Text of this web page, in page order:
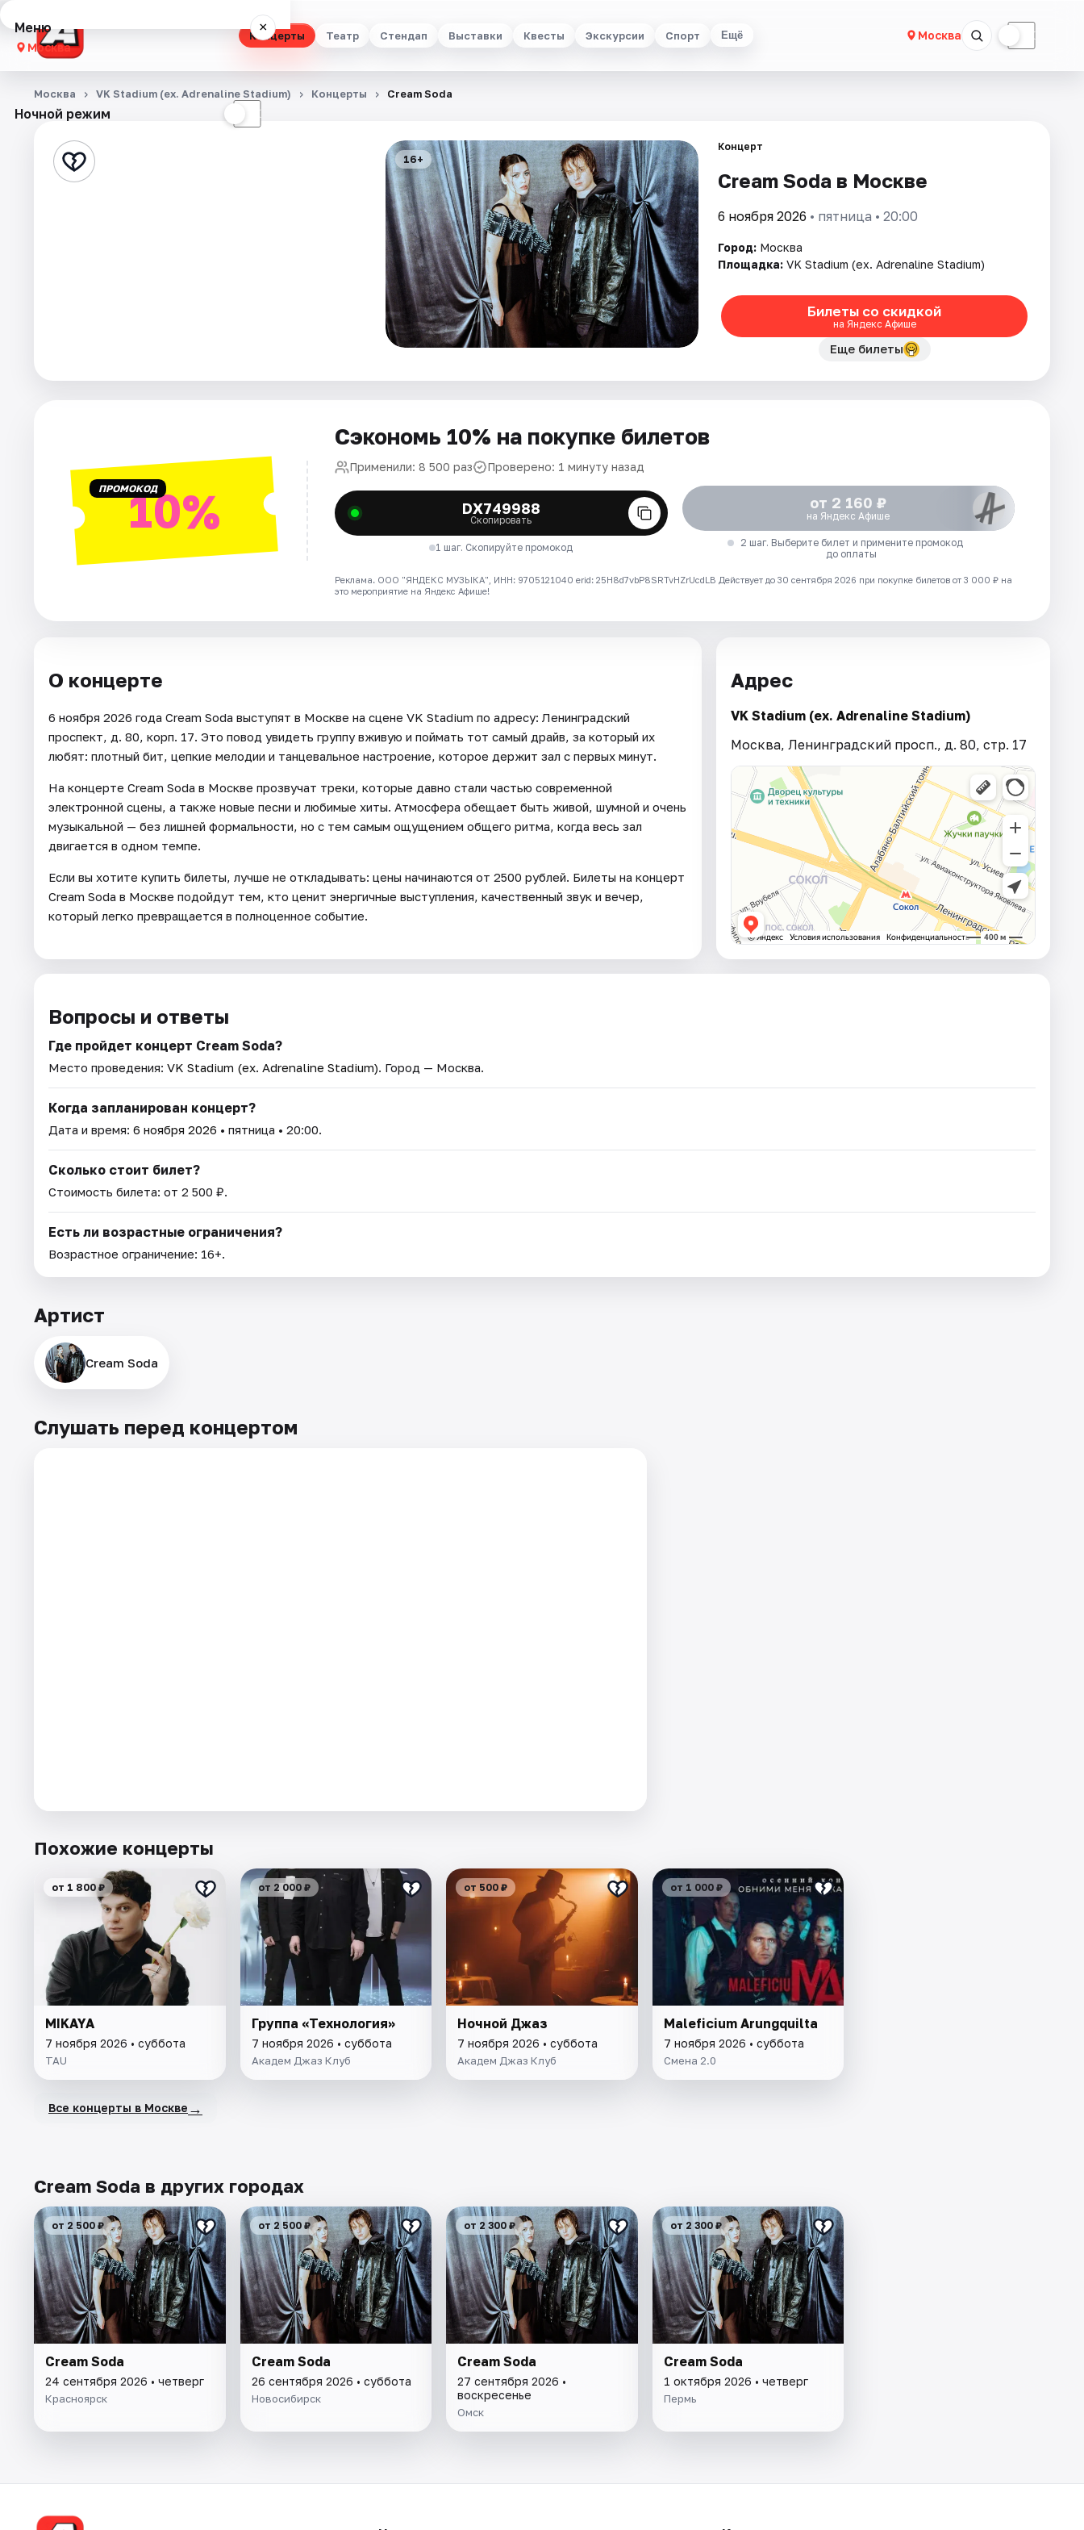
Концерты Театр Стендап Выставки Квесты Экскурсии Спорт Ещё Москва ☾
Меню ×
Москва
Концерты
Стендап
Артисты
Ночной режим ☾
Москва VK Stadium (ex. Adrenaline Stadium) Концерты Cream Soda
16+
Концерт
Cream Soda в Москве
6 ноября 2026 • пятница • 20:00
Город: Москва
Площадка: VK Stadium (ex. Adrenaline Stadium)
Билеты со скидкой
на Яндекс Афише
Еще билеты
ПРОМОКОД10%
Сэкономь 10% на покупке билетов
Применили: 8 500 раз Проверено: 1 минуту назад
DX749988
Скопировать
1 шаг. Скопируйте промокод
от 2 160 ₽
на Яндекс Афише
2 шаг. Выберите билет и примените промокод
до оплаты
Реклама. ООО "ЯНДЕКС МУЗЫКА", ИНН: 9705121040 erid: 25H8d7vbP8SRTvHZrUcdLB Действует до 30 сентября 2026 при покупке билетов от 3 000 ₽ на
это мероприятие на Яндекс Афише!
О концерте
6 ноября 2026 года Cream Soda выступят в Москве на сцене VK Stadium по адресу: Ленинградский
проспект, д. 80, корп. 17. Это повод увидеть группу вживую и поймать тот самый драйв, за который их
любят: плотный бит, цепкие мелодии и танцевальное настроение, которое держит зал с первых минут.
На концерте Cream Soda в Москве прозвучат треки, которые давно стали частью современной
электронной сцены, а также новые песни и любимые хиты. Атмосфера обещает быть живой, шумной и очень
музыкальной — без лишней формальности, но с тем самым ощущением общего ритма, когда весь зал
двигается в одном темпе.
Если вы хотите купить билеты, лучше не откладывать: цены начинаются от 2500 рублей. Билеты на концерт
Cream Soda в Москве подойдут тем, кто ценит энергичные выступления, качественный звук и вечер,
который легко превращается в полноценное событие.
Адрес
VK Stadium (ex. Adrenaline Stadium)
Москва, Ленинградский просп., д. 80, стр. 17
Вопросы и ответы
Где пройдет концерт Cream Soda?
Место проведения: VK Stadium (ex. Adrenaline Stadium). Город — Москва.
Когда запланирован концерт?
Дата и время: 6 ноября 2026 • пятница • 20:00.
Сколько стоит билет?
Стоимость билета: от 2 500 ₽.
Есть ли возрастные ограничения?
Возрастное ограничение: 16+.
Артист
Cream Soda
Слушать перед концертом
Похожие концерты
от 1 800 ₽
MIKAYA
7 ноября 2026 • суббота
TAU
от 2 000 ₽
Группа «Технология»
7 ноября 2026 • суббота
Академ Джаз Клуб
от 500 ₽
Ночной Джаз
7 ноября 2026 • суббота
Академ Джаз Клуб
от 1 000 ₽
Maleficium Arungquilta
7 ноября 2026 • суббота
Смена 2.0
Все концерты в Москве →
Cream Soda в других городах
от 2 500 ₽
Cream Soda
24 сентября 2026 • четверг
Красноярск
от 2 500 ₽
Cream Soda
26 сентября 2026 • суббота
Новосибирск
от 2 300 ₽
Cream Soda
27 сентября 2026 •
воскресенье
Омск
от 2 300 ₽
Cream Soda
1 октября 2026 • четверг
Пермь